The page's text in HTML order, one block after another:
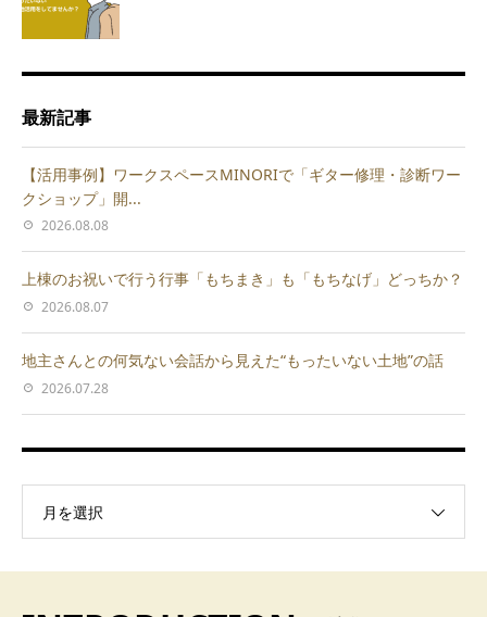
最新記事
【活用事例】ワークスペースMINORIで「ギター修理・診断ワー
クショップ」開...
2026.08.08
上棟のお祝いで行う行事「もちまき」も「もちなげ」どっちか？
2026.08.07
地主さんとの何気ない会話から見えた“もったいない土地”の話
2026.07.28
月を選択